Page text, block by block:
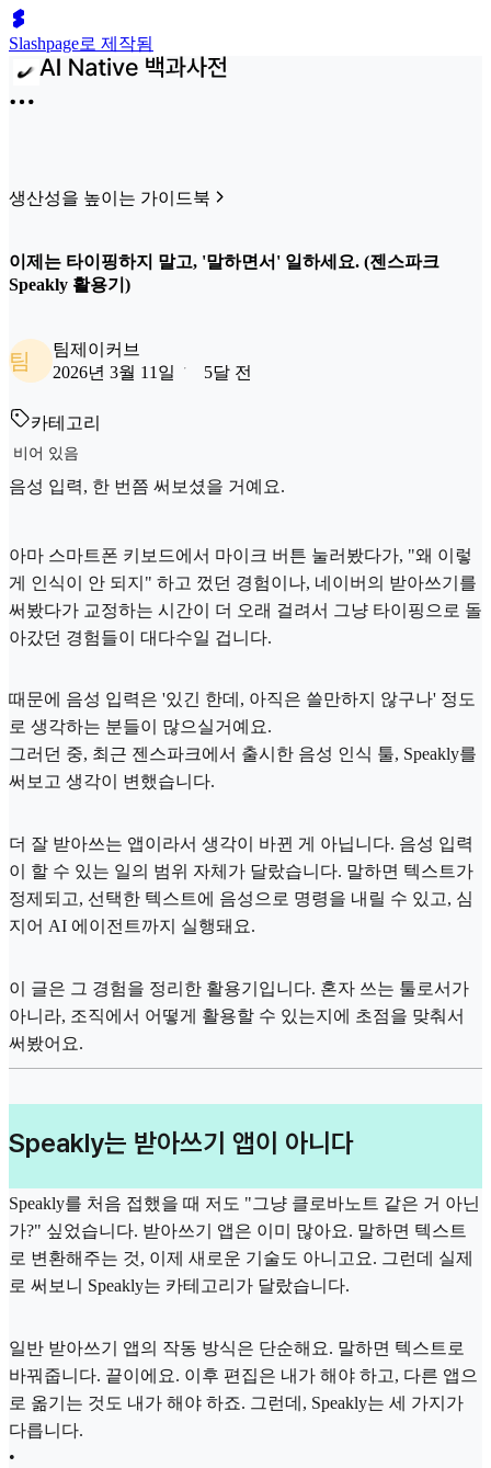
Slashpage로 제작됨
생산성을 높이는 가이드북
이제는 타이핑하지 말고, '말하면서' 일하세요. (젠스파크
Speakly 활용기)
팀
팀제이커브
2026년 3월 11일
5달 전
카테고리
비어 있음
음성 입력, 한 번쯤 써보셨을 거예요.
아마 스마트폰 키보드에서 마이크 버튼 눌러봤다가, "왜 이렇
게 인식이 안 되지" 하고 껐던 경험이나, 네이버의 받아쓰기를
써봤다가 교정하는 시간이 더 오래 걸려서 그냥 타이핑으로 돌
아갔던 경험들이 대다수일 겁니다.
때문에 음성 입력은 '있긴 한데, 아직은 쓸만하지 않구나' 정도
로 생각하는 분들이 많으실거예요.
그러던 중, 최근 젠스파크에서 출시한 음성 인식 툴, Speakly를
써보고 생각이 변했습니다.
더 잘 받아쓰는 앱이라서 생각이 바뀐 게 아닙니다. 음성 입력
이 할 수 있는 일의 범위 자체가 달랐습니다. 말하면 텍스트가
정제되고, 선택한 텍스트에 음성으로 명령을 내릴 수 있고, 심
지어 AI 에이전트까지 실행돼요.
이 글은 그 경험을 정리한 활용기입니다. 혼자 쓰는 툴로서가
아니라, 조직에서 어떻게 활용할 수 있는지에 초점을 맞춰서
써봤어요.
Speakly는 받아쓰기 앱이 아니다
Speakly를 처음 접했을 때 저도 "그냥 클로바노트 같은 거 아닌
가?" 싶었습니다. 받아쓰기 앱은 이미 많아요. 말하면 텍스트
로 변환해주는 것, 이제 새로운 기술도 아니고요. 그런데 실제
로 써보니 Speakly는 카테고리가 달랐습니다.
일반 받아쓰기 앱의 작동 방식은 단순해요. 말하면 텍스트로
바꿔줍니다. 끝이에요. 이후 편집은 내가 해야 하고, 다른 앱으
로 옮기는 것도 내가 해야 하죠. 그런데, Speakly는 세 가지가
다릅니다.
•